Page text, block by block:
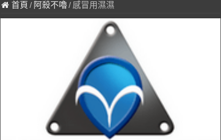
首頁 / 阿殺不嚕/ 感冒用濕濕